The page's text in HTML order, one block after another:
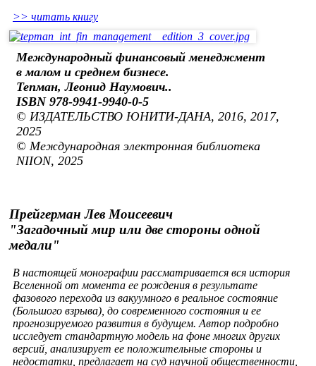
>> читать книгу
Международный финансовый менеджмент
в малом и среднем бизнесе.
Тепман, Леонид Наумович..
ISBN 978-9941-9940-0-5
© ИЗДАТЕЛЬСТВО ЮНИТИ-ДАНА, 2016, 2017,
2025
© Международная электронная библиотека
NIION, 2025
Прейгерман Лев Моисеевич
"Загадочный мир или две стороны одной
медали"
В настоящей монографии рассматривается вся история
Вселенной от момента ее рождения в результате
фазового перехода из вакуумного в реальное состояние
(Большого взрыва), до современного состояния и ее
прогнозируемого развития в будущем. Автор подробно
исследует стандартную модель на фоне многих других
версий, анализирует ее положительные стороны и
недостатки, предлагает на суд научной общественности,